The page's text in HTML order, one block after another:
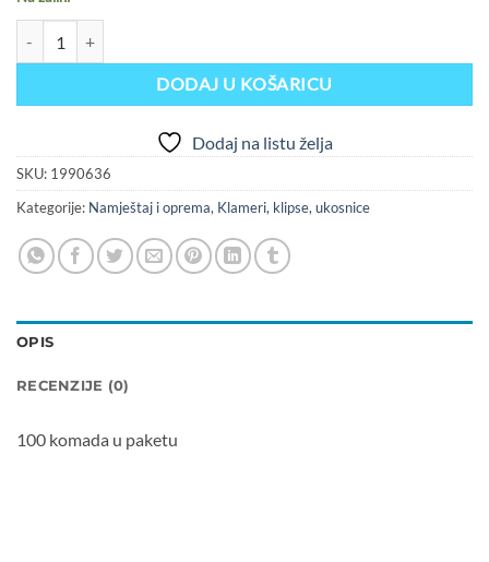
DODAJ U KOŠARICU
Dodaj na listu želja
SKU: 1990636
Kategorije: Namještaj i oprema, Klameri, klipse, ukosnice
OPIS
RECENZIJE (0)
100 komada u paketu